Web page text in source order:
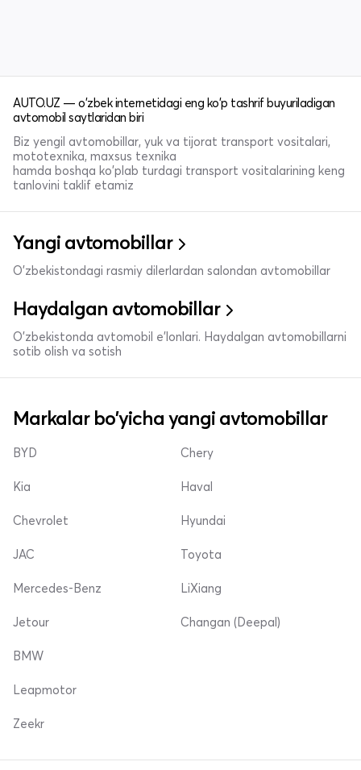
AUTO.UZ — o'zbek internetidagi eng ko'p tashrif buyuriladigan
avtomobil saytlaridan biri
Biz yengil avtomobillar, yuk va tijorat transport vositalari,
mototexnika, maxsus texnika
hamda boshqa ko'plab turdagi transport vositalarining keng
tanlovini taklif etamiz
Yangi avtomobillar
O'zbekistondagi rasmiy dilerlardan salondan avtomobillar
Haydalgan avtomobillar
O'zbekistonda avtomobil e’lonlari. Haydalgan avtomobillarni
sotib olish va sotish
Markalar bo'yicha yangi avtomobillar
BYD
Kia
Chevrolet
Chery
Haval
Hyundai
JAC
Mercedes-Benz
Jetour
Toyota
LiXiang
Changan (Deepal)
BMW
Leapmotor
Zeekr